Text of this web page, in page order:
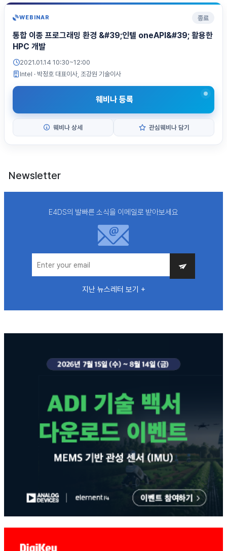
WEBINAR 종료
통합 이종 프로그래밍 환경 &#39;인텔 oneAPI&#39; 활용한
HPC 개발
2021.01.14 10:30~12:00
Intel · 박정호 대표이사, 조강원 기술이사
웨비나 등록
웨비나 상세 관심웨비나 담기
Newsletter
E4DS의 발빠른 소식을 이메일로 받아보세요
지난 뉴스레터 보기 +